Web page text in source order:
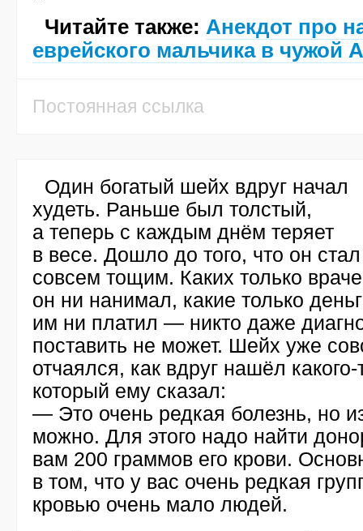
Читайте также: Анекдот про
еврейского мальчика в чужой
Постоянная ссылка
Один богатый шейх вдруг начал
худеть. Раньше был толстый,
а теперь с каждым днём теряет
в весе. Дошло до того, что он стал
совсем тощим. Каких только
он ни нанимал, какие только
им ни платил — никто даже
поставить не может. Шейх уже
отчаялся, как вдруг нашёл какого-
который ему сказал:
— Это очень редкая болезнь, но
можно. Для этого надо найти
вам 200 граммов его крови.
в том, что у вас очень редкая
кровью очень мало людей.